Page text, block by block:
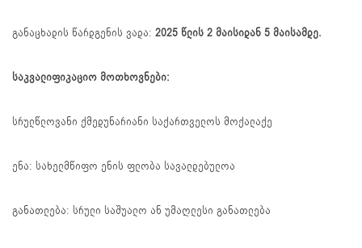
განაცხადის წარდგენის ვადა: 2025 წლის 2 მაისიდან 5 მაისამდე.
საკვალიფიკაციო მოთხოვნები:
სრულწლოვანი ქმედუნარიანი საქართველოს მოქალაქე
ენა: სახელმწიფო ენის ფლობა სავალდებულოა
განათლება: სრული საშუალო ან უმაღლესი განათლება